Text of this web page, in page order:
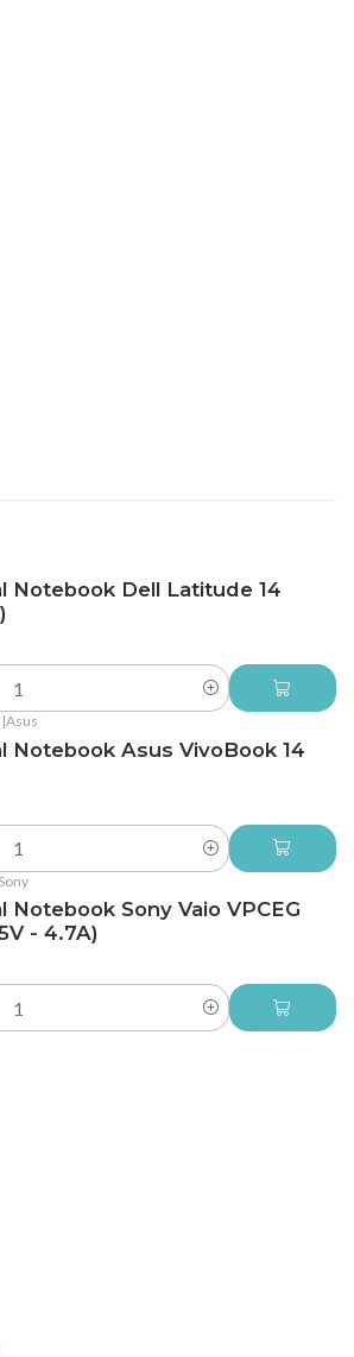
Notebook Dell Latitude 14
|Asus
Notebook Asus VivoBook 14
Sony
Notebook Sony Vaio VPCEG
- 4.7A)